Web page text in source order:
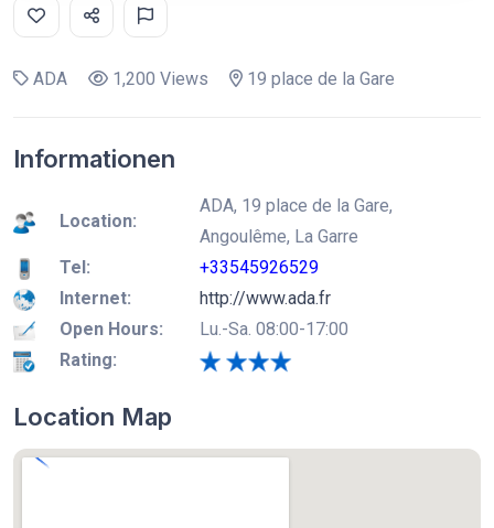
ADA 1,200 Views 19 place de la Gare
Informationen
Location:
ADA, 19 place de la Gare,
Angoulême, La Garre
Tel:
+33545926529
Internet:
http://www.ada.fr
Open Hours:
Lu.-Sa. 08:00-17:00
Rating:
Location Map